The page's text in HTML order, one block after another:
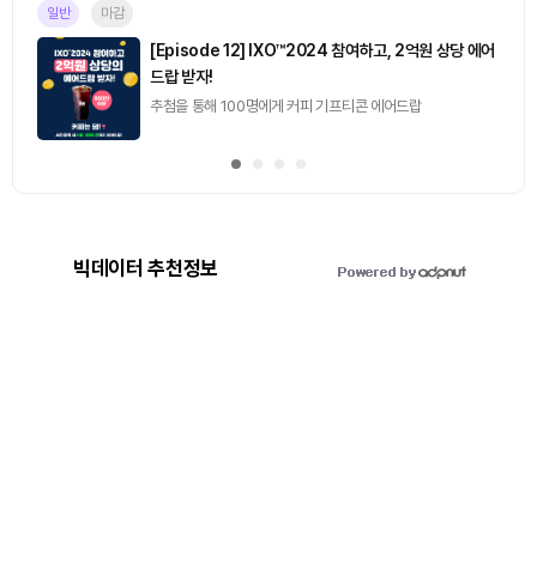
일반 마감
[Episode 12] IXO™2024 참여하고, 2억원 상당 에어
드랍 받자!
추첨을 통해 100명에게 커피 기프티콘 에어드랍
빅데이터 추천정보